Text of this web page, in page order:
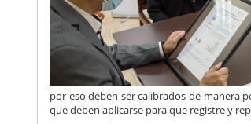
por eso deben ser calibrados de manera
que deben aplicarse para que registre y